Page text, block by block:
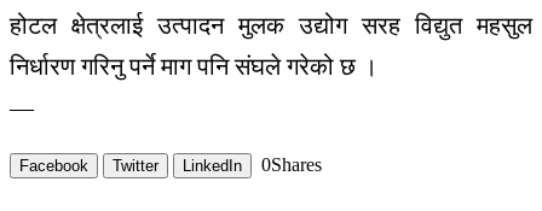
होटल क्षेत्रलाई उत्पादन मुलक उद्योग सरह विद्युत महसुल
निर्धारण गरिनु पर्ने माग पनि संघले गरेको छ ।
—
Facebook Twitter LinkedIn 0Shares